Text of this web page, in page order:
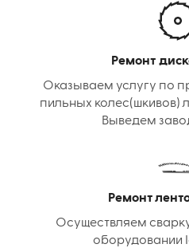
Ремонт
Оказываем услугу по
пильных колес(шкивов)
Выведем
Ремонт
Осуществляем
оборудовании